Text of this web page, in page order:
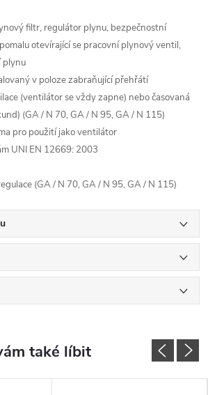
filtr, regulátor plynu, bezpečnostní
otevírající se pracovní plynový ventil,
plynu
v poloze zabraňující přehřátí
(ventilátor se vždy zapne) nebočasovaná
(GA / N 70, GA / N 95, GA / N 115)
pro použití jako ventilátor
UNI EN 12669: 2003
(GA / N 70, GA / N 95, GA / N 115)